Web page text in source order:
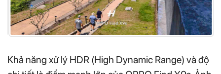
Khả năng xử lý HDR (High Dynamic Range) và độ